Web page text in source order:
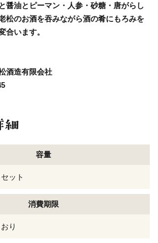
醤油とピーマン・人参・砂糖・唐がらし
松のお酒を吞みながら酒の肴にもろみを
合います。
酒造有限会社
容量
ット
消費期限
り